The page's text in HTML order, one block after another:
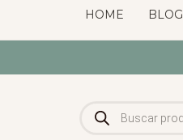
HOME BLOG
productos